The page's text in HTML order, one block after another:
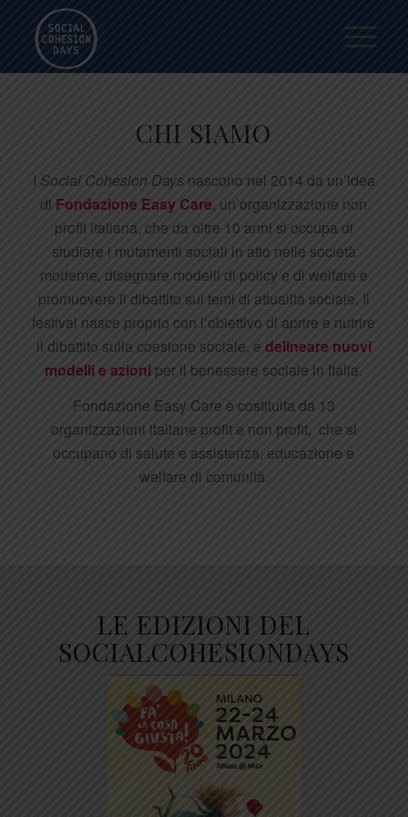
CHI SIAMO
I Social Cohesion Daysnascono nel 2014 da un’idea
di Fondazione Easy Care, un’organizzazione non
profit italiana, che da oltre 10 anni si occupa di
studiare i mutamenti sociali in atto nelle società
moderne, disegnare modelli di policy e di welfare e
promuovere il dibattito sui temi di attualità sociale. Il
festival nasce proprio con l’obiettivo di aprire e nutrire
il dibattito sulla coesione sociale, e delineare nuovi
modelli e azioni per il benessere sociale in Italia.
Fondazione Easy Care è costituita da 13
organizzazioni italiane profit e non profit, che si
occupano di salute e assistenza, educazione e
welfare di comunità.
LE EDIZIONI DEL
SOCIALCOHESIONDAYS